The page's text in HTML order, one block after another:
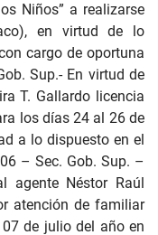
Niños” a realizarse
en virtud de lo
cargo de oportuna
Sup.- En virtud de
T. Gallardo licencia
los días 24 al 26 de
a lo dispuesto en el
– Sec. Gob. Sup. –
agente Néstor Raúl
atención de familiar
de julio del año en